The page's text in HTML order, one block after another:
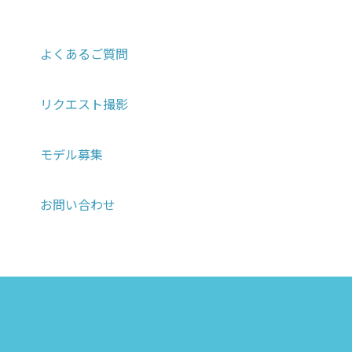
よくあるご質問
リクエスト撮影
モデル募集
お問い合わせ